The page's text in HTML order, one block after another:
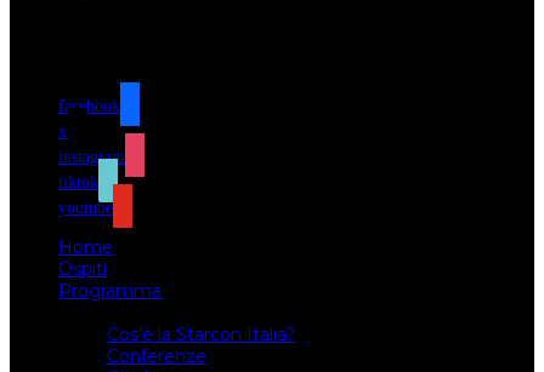
facebook
x
instagram
tiktok
youtube
Home
Ospiti
Programma
Cos’è la Starcon Italia?
Conferenze